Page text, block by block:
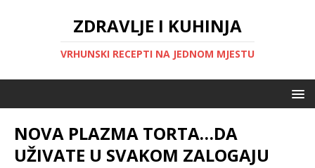
ZDRAVLJE I KUHINJA
VRHUNSKI RECEPTI NA JEDNOM MJESTU
NOVA PLAZMA TORTA…DA
UŽIVATE U SVAKOM ZALOGAJU